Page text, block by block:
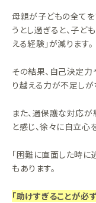
母親が子どもの全てを
うとし過ぎると、子ど
える経験」が減ります。
その結果、自己決定力
り越える力が不足しが
また、過保護な対応が
と感じ、徐々に自立心
「困難に直面した時に
もあります。
「助けすぎることが必